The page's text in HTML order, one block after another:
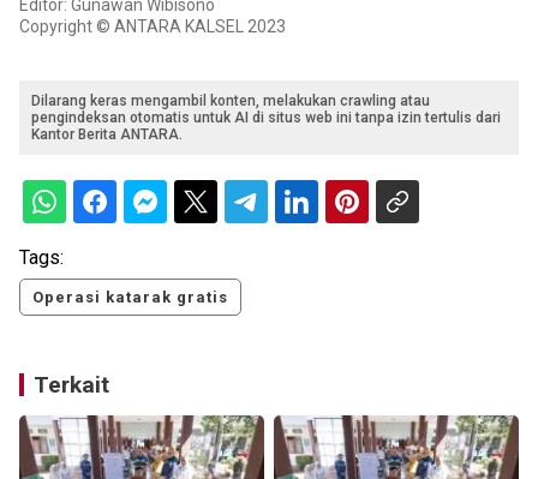
Editor: Gunawan Wibisono
Copyright © ANTARA KALSEL 2023
Dilarang keras mengambil konten, melakukan crawling atau
pengindeksan otomatis untuk AI di situs web ini tanpa izin tertulis dari
Kantor Berita ANTARA.
Tags:
Operasi katarak gratis
Terkait